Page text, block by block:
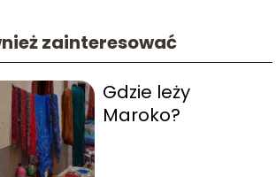
zainteresować
Gdzie leży
Maroko?